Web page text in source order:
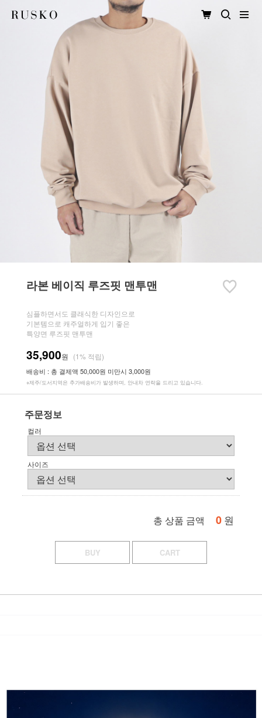
라본 베이직 루즈핏 맨투맨
심플하면서도 클래식한 디자인으로
기본템으로 캐주얼하게 입기 좋은
특양면 루즈핏 맨투맨
35,900원 (1% 적립)
배송비 : 총 결제액 50,000원 미만시 3,000원
※제주/도서지역은 추가배송비가 발생하며, 안내차 연락을 드리고 있습니다.
주문정보
컬러
사이즈
총 상품 금액 0 원
BUY CART